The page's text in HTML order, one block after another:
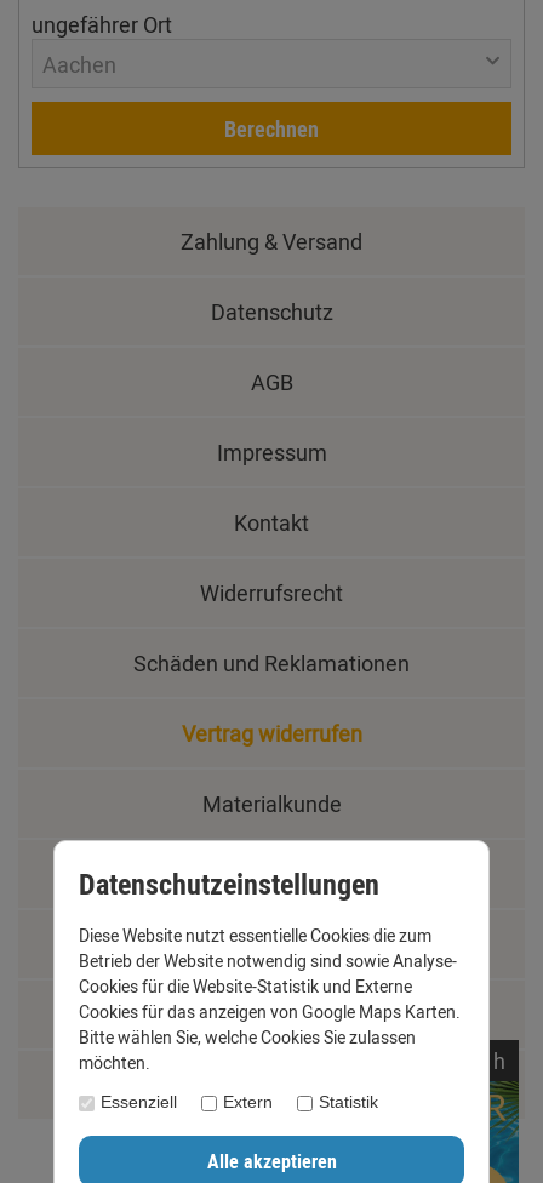
ungefährer Ort
Aachen
Berechnen
Zahlung & Versand
Datenschutz
AGB
Impressum
Kontakt
Widerrufsrecht
Schäden und Reklamationen
Vertrag widerrufen
Materialkunde
Fachbegriffe
Jobs
Montage und Installationshilfen
h
Datenschutzeinstellungen
Diese Website nutzt essentielle Cookies die zum
Betrieb der Website notwendig sind sowie Analyse-
Cookies für die Website-Statistik und Externe
Cookies für das anzeigen von Google Maps Karten.
Bitte wählen Sie, welche Cookies Sie zulassen
möchten.
Essenziell Extern Statistik